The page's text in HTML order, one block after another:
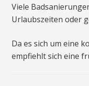
Viele
Urlaubszeiten oder
Da es sich um eine
empfiehlt sich eine